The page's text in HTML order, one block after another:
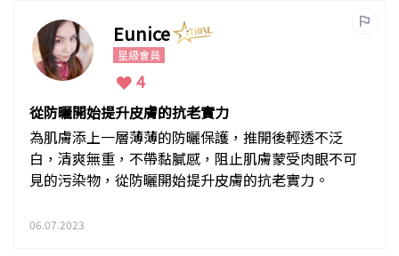
Eunice
星級會員
4
從防曬開始提升皮膚的抗老實力
為肌膚添上一層薄薄的防曬保護，推開後輕透不泛
白，清爽無重，不帶黏膩感，阻止肌膚蒙受肉眼不可
見的污染物，從防曬開始提升皮膚的抗老實力。
06.07.2023